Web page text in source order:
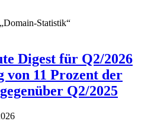
Statistik“
Digest für Q2/2026
von 11 Prozent der
Q2/2025